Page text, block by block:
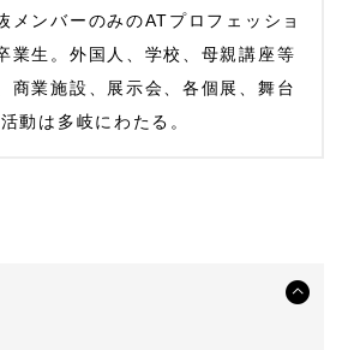
メンバーのみのATプロフェッショ
業生。外国人、学校、母親講座等
商業施設、展示会、各個展、舞台
動は多岐にわたる。